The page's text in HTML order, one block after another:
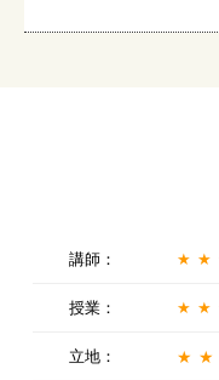
講師：
授業：
立地：